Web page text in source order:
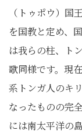
（トゥポウ）国
を国教と定め、
は我らの柱、ト
歌同様です。現
系トンガ人のキ
なったものの完
には南太平洋の